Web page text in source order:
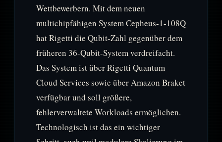
Wettbewerbern. Mit dem neuen
multichipfähigen System Cepheus-1-108Q
hat Rigetti die Qubit-Zahl gegenüber dem
früheren 36-Qubit-System verdreifacht.
Das System ist über Rigetti Quantum
Cloud Services sowie über Amazon Braket
verfügbar und soll größere,
fehlerverwaltete Workloads ermöglichen.
Technologisch ist das ein wichtiger